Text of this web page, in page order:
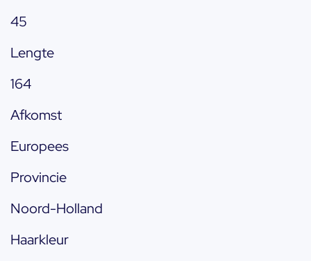
45
Lengte
164
Afkomst
Europees
Provincie
Noord-Holland
Haarkleur